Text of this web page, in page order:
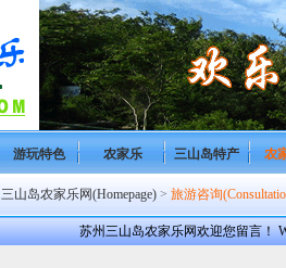
游玩特色 农家乐 三山岛特产 农
三山岛农家乐网(Homepage) > 旅游咨询
苏州三山岛农家乐网欢迎您留言！